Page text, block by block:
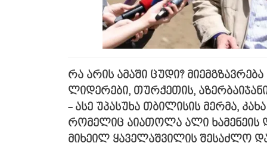
რა არის ამაში ცუდი?
ლიდერები, თურქეთის,
- ასე უპასუხა თბილისის მერმა,
რომელიც აიათოლა ალი ხამენეის
მიხეილ ყაველაშვილის შესაძლო